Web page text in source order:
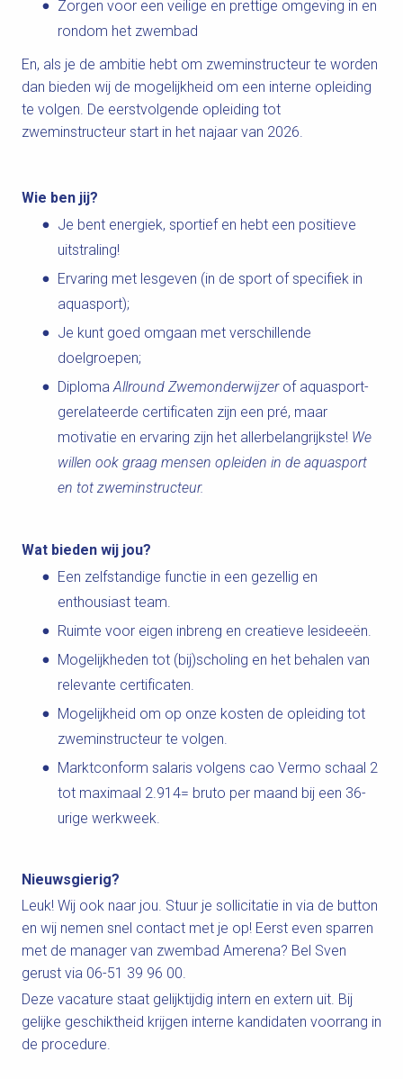
Zorgen voor een veilige en prettige omgeving in en
rondom het zwembad
En, als je de ambitie hebt om zweminstructeur te worden
dan bieden wij de mogelijkheid om een interne opleiding
te volgen. De eerstvolgende opleiding tot
zweminstructeur start in het najaar van 2026.
Wie ben jij?
Je bent energiek, sportief en hebt een positieve
uitstraling!
Ervaring met lesgeven (in de sport of specifiek in
aquasport);
Je kunt goed omgaan met verschillende
doelgroepen;
Diploma Allround Zwemonderwijzerof aquasport-
gerelateerde certificaten zijn een pré, maar
motivatie en ervaring zijn het allerbelangrijkste! We
willen ook graag mensen opleiden in de aquasport
en tot zweminstructeur.
Wat bieden wij jou?
Een zelfstandige functie in een gezellig en
enthousiast team.
Ruimte voor eigen inbreng en creatieve lesideeën.
Mogelijkheden tot (bij)scholing en het behalen van
relevante certificaten.
Mogelijkheid om op onze kosten de opleiding tot
zweminstructeur te volgen.
Marktconform salaris volgens cao Vermo schaal 2
tot maximaal 2.914= bruto per maand bij een 36-
urige werkweek.
Nieuwsgierig?
Leuk! Wij ook naar jou. Stuur je sollicitatie in via de button
en wij nemen snel contact met je op! Eerst even sparren
met de manager van zwembad Amerena? Bel Sven
gerust via 06-51 39 96 00.
Deze vacature staat gelijktijdig intern en extern uit. Bij
gelijke geschiktheid krijgen interne kandidaten voorrang in
de procedure.